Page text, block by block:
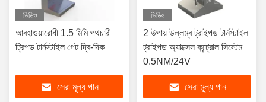
ভিডিও
আবহাওয়ারোধী 1.5 মিমি পথচারী
ট্রিপড টার্নস্টাইল গেট দ্বি-দিক
সেরা মূল্য পান
ভিডিও
2 উপায় উল্লম্ব ট্রাইপড টার্নস্টাইল
ট্রাইপড অ্যাক্সেস কন্ট্রোল সিস্টেম
0.5NM/24V
সেরা মূল্য পান